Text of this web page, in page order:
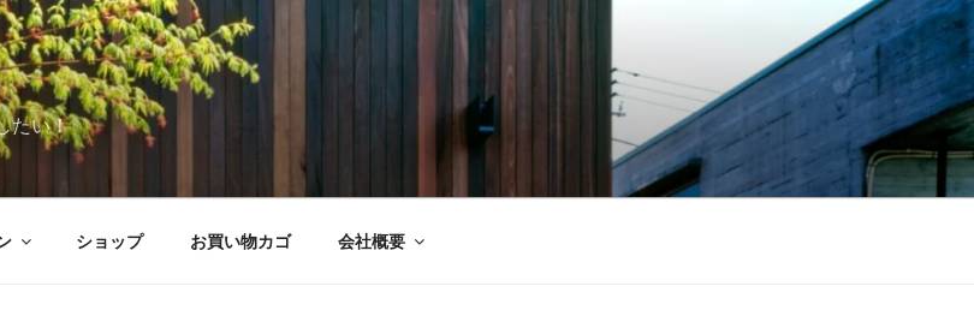
たい！
ショップ お買い物カゴ 会社概要